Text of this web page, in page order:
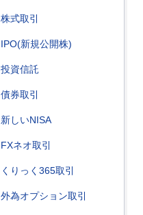
株式取引
IPO(新規公開株)
投資信託
債券取引
新しいNISA
FXネオ取引
くりっく365取引
外為オプション取引